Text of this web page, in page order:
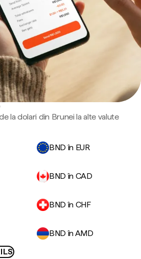
la dolari din Brunei la alte valute
BND în EUR
BND în CAD
BND în CHF
BND în AMD